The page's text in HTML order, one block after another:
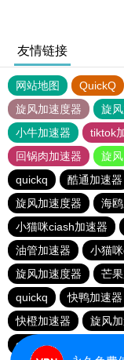
友情链接
网站地图 QuickQ
旋风加速度器
旋
小牛加速器
tiktok
回锅肉加速器
旋风
quickq
酷通加速器
旋风加速度器
海
小猫咪ciash加速器
油管加速器
小猫
旋风加速度器
芒
quickq
快鸭加速器
快橙加速器
旋风
quickq